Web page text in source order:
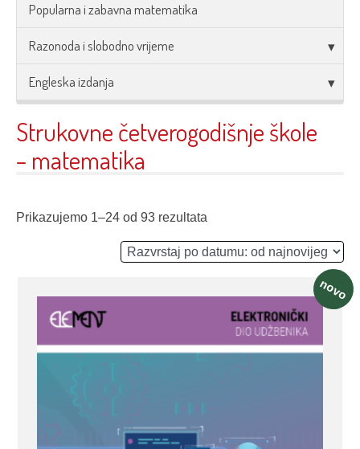
Popularna i zabavna matematika
Razonoda i slobodno vrijeme
Engleska izdanja
Strukovne četverogodišnje škole
– matematika
Prikazujemo 1–24 od 93 rezultata
novo